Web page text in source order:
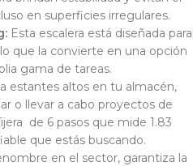
en superficies irregulares.
Esta escalera está diseñada para
que la convierte en una opción
gama de tareas.
estantes altos en tu almacén,
o llevar a cabo proyectos de
de 6 pasos que mide 1.83
que estás buscando.
en el sector, garantiza la